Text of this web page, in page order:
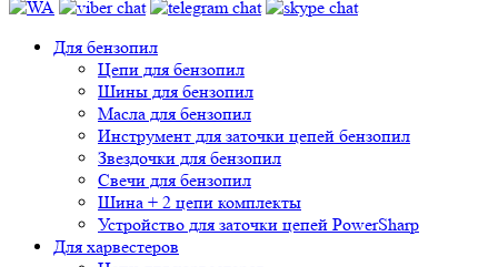
Для бензопил
Цепи для бензопил
Шины для бензопил
Масла для бензопил
Инструмент для заточки цепей бензопил
Звездочки для бензопил
Свечи для бензопил
Шина + 2 цепи комплекты
Устройство для заточки цепей PowerSharp
Для харвестеров